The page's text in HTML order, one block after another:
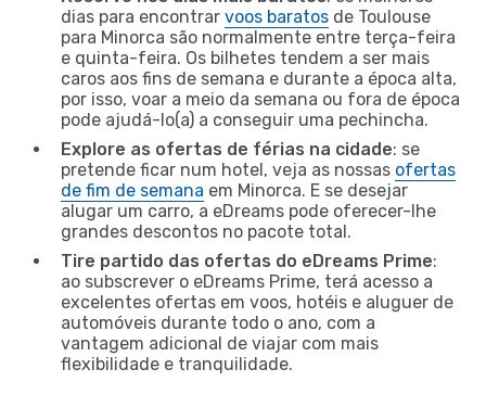
dias para encontrar voos baratos de Toulouse
para Minorca são normalmente entre terça-feira
e quinta-feira. Os bilhetes tendem a ser mais
caros aos fins de semana e durante a época alta,
por isso, voar a meio da semana ou fora de época
pode ajudá-lo(a) a conseguir uma pechincha.
Explore as ofertas de férias na cidade: se
pretende ficar num hotel, veja as nossas ofertas
de fim de semana em Minorca. E se desejar
alugar um carro, a eDreams pode oferecer-lhe
grandes descontos no pacote total.
Tire partido das ofertas do eDreams Prime:
ao subscrever o eDreams Prime, terá acesso a
excelentes ofertas em voos, hotéis e aluguer de
automóveis durante todo o ano, com a
vantagem adicional de viajar com mais
flexibilidade e tranquilidade.